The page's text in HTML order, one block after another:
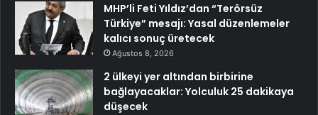
MHP’li Feti Yıldız’dan “Terörsüz
Türkiye” mesajı: Yasal düzenlemeler
kalıcı sonuç üretecek
Ağustos 8, 2026
2 ülkeyi yer altından birbirine
bağlayacaklar: Yolculuk 25 dakikaya
düşecek